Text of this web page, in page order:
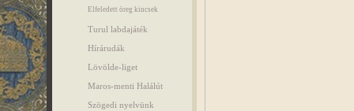
Elfeledett öreg kincsek
Turul labdajáték
Hírárudák
Lövölde-liget
Maros-menti Halálút
Szögedi nyelvünk